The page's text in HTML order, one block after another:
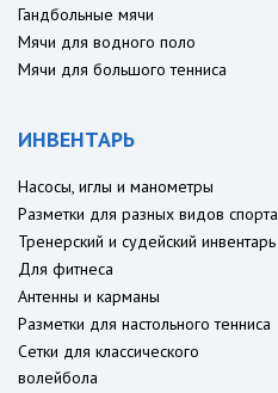
Гандбольные мячи
Мячи для водного поло
Мячи для большого тенниса
ИНВЕНТАРЬ
Насосы, иглы и манометры
Разметки для разных видов спорта
Тренерский и судейский инвентарь
Для фитнеса
Антенны и карманы
Разметки для настольного тенниса
Сетки для классического
волейбола